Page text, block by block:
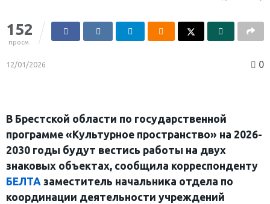
152
просм.
12/01/2026 0
В Брестской области по государственной
программе «Культурное пространство» на 2026-
2030 годы будут вестись работы на двух
знаковых объектах, сообщила корреспонденту
БЕЛТА заместитель начальника отдела по
координации деятельности учреждений